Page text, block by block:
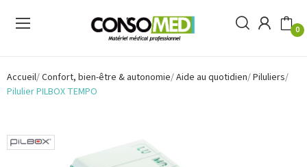
0
Accueil Confort, bien-être & autonomie Aide au quotidien Piluliers
Pilulier PILBOX TEMPO